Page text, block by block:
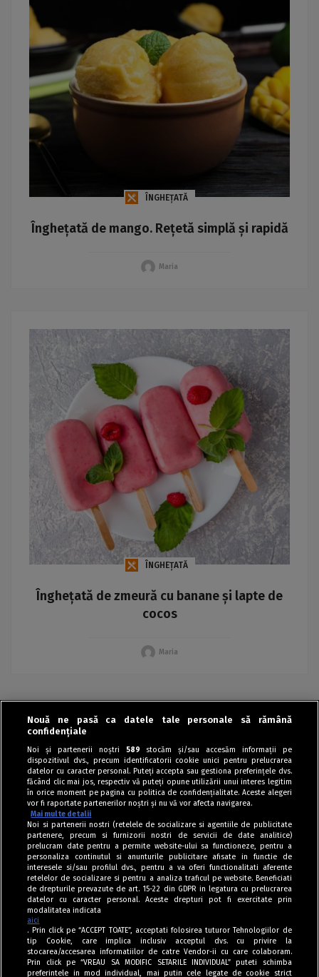
ÎNGHEȚATĂ
Înghețată de mango. Rețetă simplă și rapidă
Maria
ÎNGHEȚATĂ
Înghețată de zmeură cu banane și lapte de
cocos
Maria
›
Tag index
Nouă ne pasă ca datele tale personale să rămână
confidențiale
Noi și partenerii noștri 589 stocăm și/sau accesăm informații pe
dispozitivul dvs., precum identificatorii cookie unici pentru prelucrarea
datelor cu caracter personal. Puteți accepta sau gestiona preferințele dvs.
făcând clic mai jos, respectiv vă puteți opune utilizării unui interes legitim
în orice moment pe pagina cu politica de confidențialitate. Aceste alegeri
vor fi raportate partenerilor noștri și nu vă vor afecta navigarea.
Mai multe detalii
Noi si partenerii nostri (retelele de socializare si agentiile de publicitate
partenere, precum si furnizorii nostri de servicii de date analitice)
prelucram date pentru a permite website-ului sa functioneze, pentru a
personaliza continutul si anunturile publicitare afisate in functie de
interesele si/sau profilul dvs., pentru a va oferi functionalitati aferente
retelelor de socializare si pentru a analiza traficul pe website. Beneficiati
de drepturile prevazute de art. 15-22 din GDPR in legatura cu prelucrarea
datelor cu caracter personal. Aceste drepturi pot fi exercitate prin
modalitatea indicata
aici
. Prin click pe “ACCEPT TOATE”, acceptati folosirea tuturor Tehnologiilor de
tip Cookie, care implica inclusiv acceptul dvs. cu privire la
stocarea/accesarea informatiilor de catre Vendor-ii cu care colaboram.
Prin click pe “VREAU SA MODIFIC SETARILE INDIVIDUAL” puteti schimba
preferintele in mod individual, mai putin cele legate de cookie strict